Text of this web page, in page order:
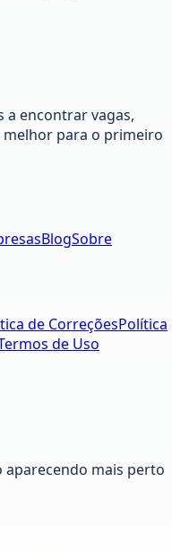
a encontrar vagas,
para o primeiro
BlogSobre
de CorreçõesPolítica
de Uso
aparecendo mais perto